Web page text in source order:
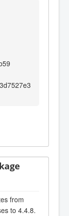
from
to 4.4.8.